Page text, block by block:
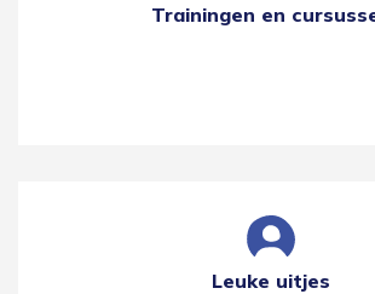
Trainingen en
Leuke uitjes